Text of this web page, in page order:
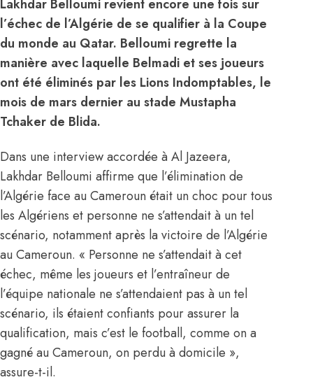
Lakhdar Belloumi revient encore une fois sur
l’échec de l’Algérie de se qualifier à la Coupe
du monde au Qatar. Belloumi regrette la
manière avec laquelle Belmadi et ses joueurs
ont été éliminés par les Lions Indomptables, le
mois de mars dernier au stade Mustapha
Tchaker de Blida.
Dans une interview accordée à Al Jazeera,
Lakhdar Belloumi affirme que l’élimination de
l’Algérie face au Cameroun était un choc pour tous
les Algériens et personne ne s’attendait à un tel
scénario, notamment après la victoire de l’Algérie
au Cameroun. « Personne ne s’attendait à cet
échec, même les joueurs et l’entraîneur de
l’équipe nationale ne s’attendaient pas à un tel
scénario, ils étaient confiants pour assurer la
qualification, mais c’est le football, comme on a
gagné au Cameroun, on perdu à domicile »,
assure-t-il.